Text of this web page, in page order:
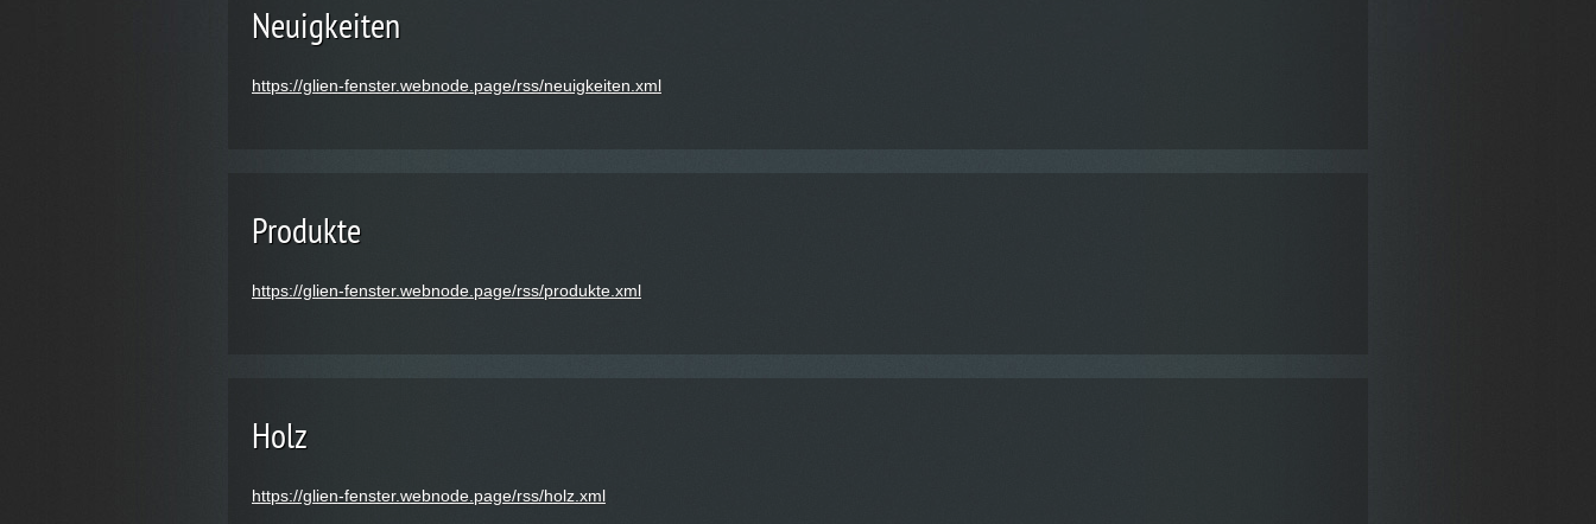
Neuigkeiten
https://glien-fenster.webnode.page/rss/neuigkeiten.xml
Produkte
https://glien-fenster.webnode.page/rss/produkte.xml
Holz
https://glien-fenster.webnode.page/rss/holz.xml